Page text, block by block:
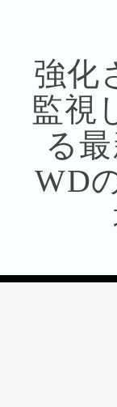
強化
監視
る
WD